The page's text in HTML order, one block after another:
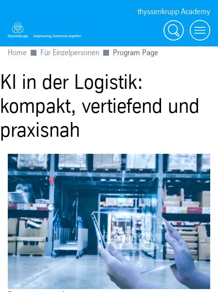
thyssenkrupp Academy
Suche
Menü
Home Für Einzelpersonen Program Page
KI in der Logistik:
kompakt, vertiefend und
praxisnah